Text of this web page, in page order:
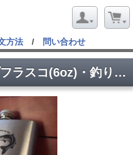
方法 / 問い合わせ
オーダーメイド・ヒップフラスコ(6oz)・釣りフィッシング